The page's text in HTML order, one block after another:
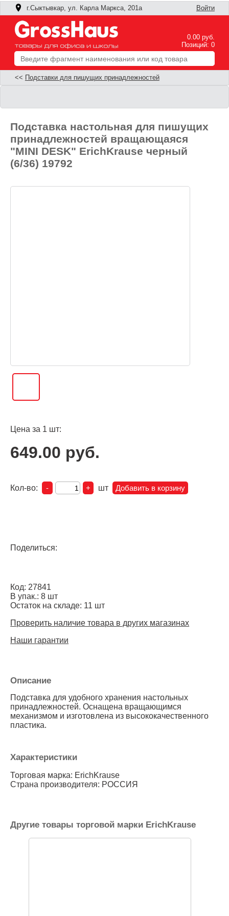
г.Сыктывкар, ул. Карла Маркса, 201а Войти
0.00 руб.
Позиций: 0
<< Подставки для пишущих принадлежностей
Подставка настольная для пишущих
принадлежностей вращающаяся
"MINI DESK" ErichKrause черный
(6/36) 19792
Цена за 1 шт:
649.00 руб.
Кол-во: шт
Поделиться:
Код: 27841
В упак.: 8 шт
Остаток на складе: 11 шт
Проверить наличие товара в других магазинах
Наши гарантии
Описание
Подставка для удобного хранения настольных
принадлежностей. Оснащена вращающимся
механизмом и изготовлена из высококачественного
пластика.
Характеристики
Торговая марка: ErichKrause
Страна производителя: РОССИЯ
Другие товары торговой марки ErichKrause